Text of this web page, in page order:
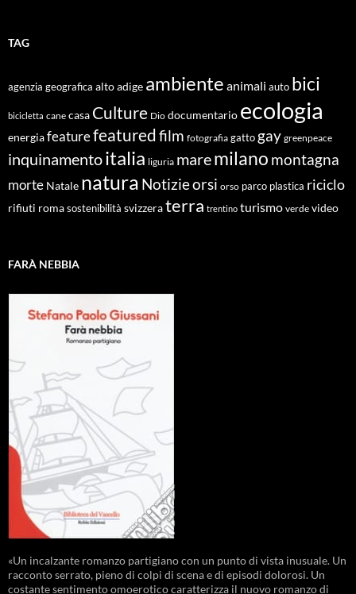
TAG
agenzia geografica alto adige ambiente animali auto bici
bicicletta cane casa Culture Dio documentario ecologia
energiafeaturefeaturedfilm fotografia gatto gay greenpeace
inquinamentoitalia liguria maremilano montagna
morte Natale natura Notizieorsi orso parco plastica riciclo
rifiuti roma sostenibilità svizzeraterra trentino turismo verde video
FARÀ NEBBIA
«Un incalzante romanzo partigiano con un punto di vista inusuale. Un
racconto serrato, pieno di colpi di scena e di episodi dolorosi. Un
costante sentimento omoerotico caratterizza il nuovo romanzo di